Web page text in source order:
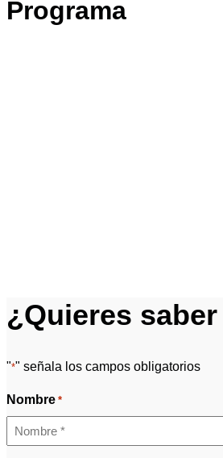
Programa
¿Quieres
"*" señala los campos obligatorios
Nombre *